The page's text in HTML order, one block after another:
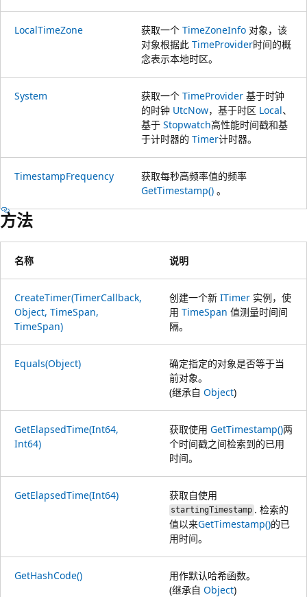
LocalTimeZone 获取一个 TimeZoneInfo 对象，该
对象根据此 TimeProvider时间的概
念表示本地时区。
System 获取一个 TimeProvider 基于时钟
的时钟 UtcNow，基于时区 Local、
基于 Stopwatch高性能时间戳和基
于计时器的 Timer计时器。
TimestampFrequency
获取每秒高频率值的频率
GetTimestamp() 。
方法
名称 说明
CreateTimer(TimerCallback,
Object, TimeSpan,
TimeSpan)
创建一个新 ITimer 实例，使
用 TimeSpan 值测量时间间
隔。
Equals(Object)
确定指定的对象是否等于当
前对象。
(继承自 Object)
GetElapsedTime(Int64,
Int64)
获取使用 GetTimestamp()两
个时间戳之间检索到的已用
时间。
GetElapsedTime(Int64) 获取自使用
startingTimestamp . 检索的
值以来GetTimestamp()的已
用时间。
GetHashCode()
用作默认哈希函数。
(继承自 Object)